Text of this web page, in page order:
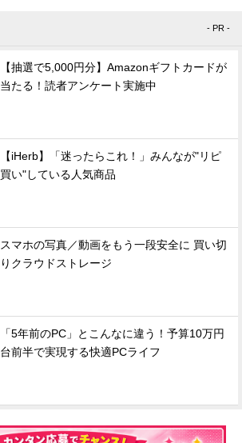
- PR -
【抽選で5,000円分】Amazonギフトカードが
当たる！読者アンケート実施中
【iHerb】「迷ったらこれ！」みんなが"リピ
買い"している人気商品
スマホの写真／動画をもう一段安全に 買い切
りクラウドストレージ
「5年前のPC」とこんなに違う！予算10万円
台前半で実現する快適PCライフ